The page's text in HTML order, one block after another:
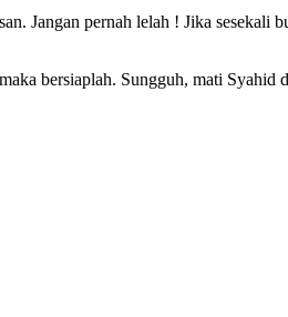
Jangan pernah lelah ! Jika sesekali
bersiaplah. Sungguh, mati Syahid